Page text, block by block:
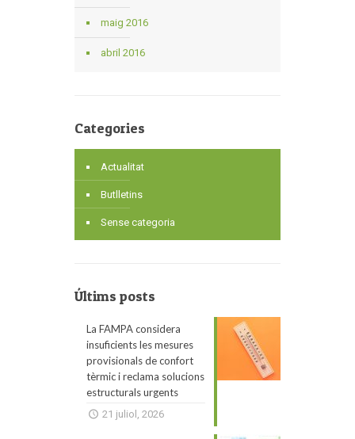
maig 2016
abril 2016
Categories
Actualitat
Butlletins
Sense categoria
Últims posts
La FAMPA considera
insuficients les mesures
provisionals de confort
tèrmic i reclama solucions
estructurals urgents
21 juliol, 2026